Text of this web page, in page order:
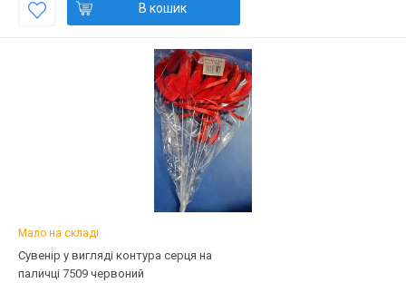
В кошик
Мало на складі
Сувенір у вигляді контура серця на
паличці 7509 червоний